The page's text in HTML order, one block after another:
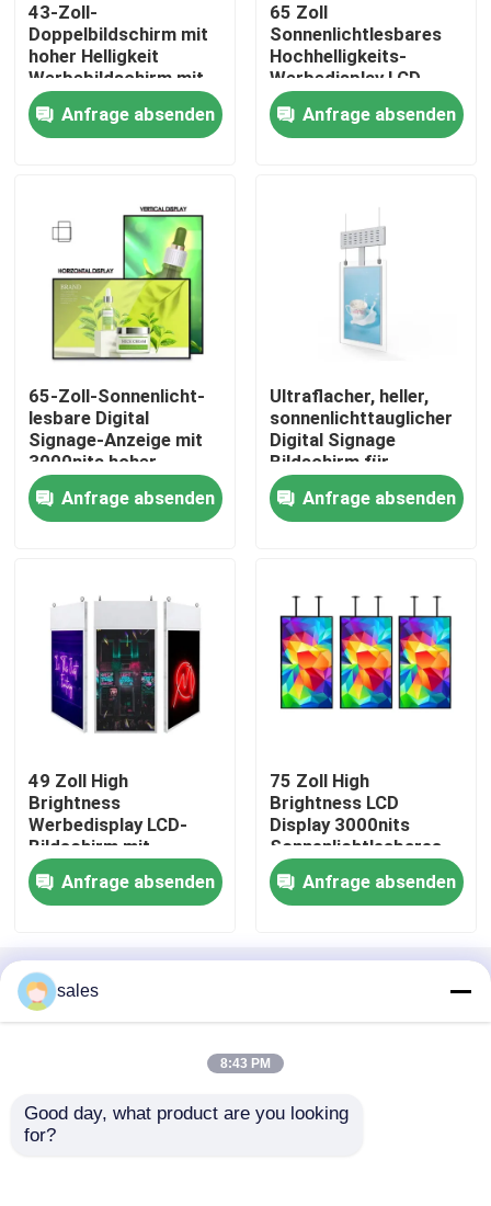
Haus
Videos
VR-Show
Über uns
Fabrik-Ausflug
Qualitätskontrolle
Nachrichten
Blog
Fordern Sie ein Zitat
Touchscreen Selbstbedienungskiosk
Selbstkontrolle Kiosk
Selbstbestellungskiosk
Selbstbedienungssystem
Touch Screen Digital-Kiosk
43-Zoll-
Doppelbildschirm mit
hoher Helligkeit
Werbebildschirm mit
700 Nits hängendem
Fenstermonitor
Anfrage absenden
65 Zoll
Sonnenlichtlesbares
Hochhelligkeits-
Werbedisplay LCD-
Bildschirm Panel mit
2500 cd/m² Helligkeit
Anfrage absenden
65-Zoll-Sonnenlicht-
lesbare Digital
Signage-Anzeige mit
3000nits hoher
Helligkeit für
Innenwerbung
Anfrage absenden
Ultraflacher, heller,
sonnenlichttauglicher
Digital Signage
Bildschirm für
Werbung
Anfrage absenden
49 Zoll High
Brightness
Werbedisplay LCD-
Bildschirm mit
Android WLAN für
Digital Signage
Anfrage absenden
75 Zoll High
Brightness LCD
Display 3000nits
Sonnenlichtlesbares
Dual-Screen Digital
Signage für
Fensterwerbung
Anfrage absenden
China Fabrik.Copyright © 2026 Shenzhen
sales
8:43 PM
Good day, what product are you looking
for?